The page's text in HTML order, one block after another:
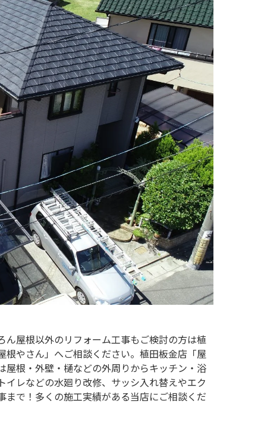
ん屋根以外のリフォーム工事もご検討の方は植
根やさん」へご相談ください。植田板金店「屋
屋根・外壁・樋などの外周りからキッチン・浴
イレなどの水廻り改修、サッシ入れ替えやエク
まで！多くの施工実績がある当店にご相談くだ